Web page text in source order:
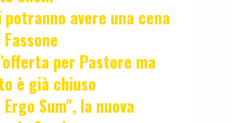
avere una cena
l'offerta per Pastore ma
è già chiuso
Ergo Sum", la nuova